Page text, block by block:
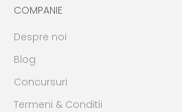
COMPANIE
Despre noi
Blog
Concursuri
Termeni & Conditii